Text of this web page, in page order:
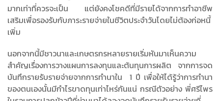
มากเท่าที่ควรจะเป็น แต่ยังคงโชคดีที่มีรายได้จากการทำอาชีพ
เสริมเพื่อรองรับกับภาระรายจ่ายในชีวิตประจำวันโดยไม่ต้องก่อหนี้
เพิ่ม
นอกจากนี้มีชาวนาและเกษตรกรหลายรายเริ่มหันมาเห็นความ
สำคัญเรื่องการวางแผนการลงทุนและต้นทุนการผลิต จากการจด
บันทึกรายรับรายจ่ายจากการทำนาใน 1 ปี เพื่อให้ได้รู้ว่าการทำนา
ของตนเองนั้นมีกำไรขาดทุนเท่าไหร่กันแน่ กรณีตัวอย่าง พี่ศรีไพร